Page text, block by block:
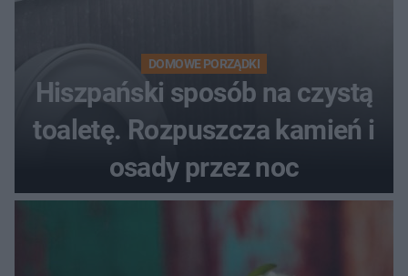
DOMOWE PORZĄDKI
Hiszpański sposób na czystą
toaletę. Rozpuszcza kamień i
osady przez noc